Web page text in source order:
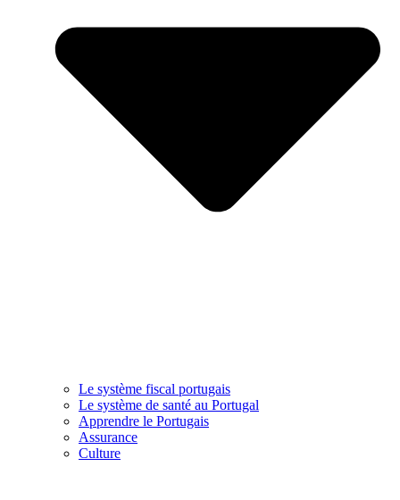
Le système fiscal portugais
Le système de santé au Portugal
Apprendre le Portugais
Assurance
Culture